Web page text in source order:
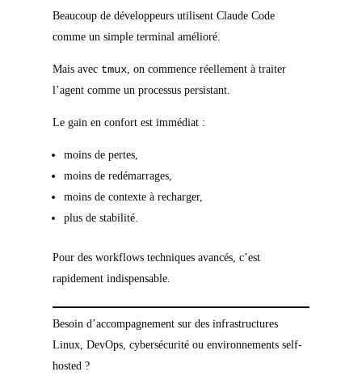
Beaucoup de développeurs utilisent Claude Code
comme un simple terminal amélioré.
Mais avec tmux, on commence réellement à traiter
l’agent comme un processus persistant.
Le gain en confort est immédiat :
moins de pertes,
moins de redémarrages,
moins de contexte à recharger,
plus de stabilité.
Pour des workflows techniques avancés, c’est
rapidement indispensable.
Besoin d’accompagnement sur des infrastructures
Linux, DevOps, cybersécurité ou environnements self-
hosted ?